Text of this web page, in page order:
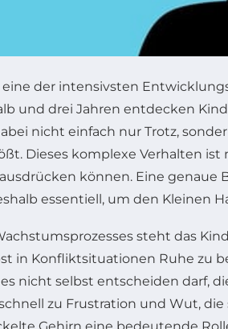
eine der intensivsten
und drei Jahren entdecken
nicht einfach nur Trotz,
Dieses komplexe Verhalten ist
können. Eine genaue
essentiell, um den Kleinen
steht das
in Konfliktsituationen Ruhe zu
nicht selbst entscheiden darf,
zu Frustration und Wut,